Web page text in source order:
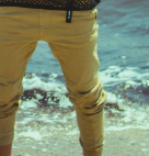
médica: